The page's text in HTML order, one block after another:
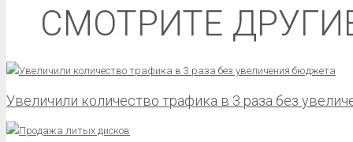
СМОТРИТЕ
Увеличили количество трафика в 3 раза без